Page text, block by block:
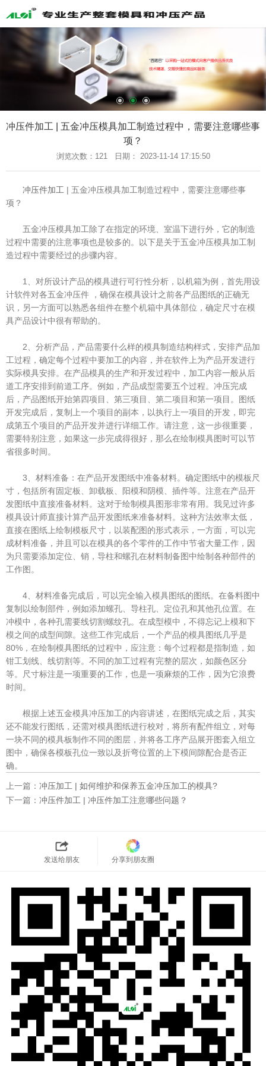
网站导航
公司简介
冲压产品
新闻中心
返回首页
冲压件加工 | 五金冲压模具加工制造过程中，需要注意哪些事
项？
浏览次数： 121 日期： 2023-11-14 17:15:50
冲压件加工 | 五金冲压模具加工制造过程中，需要注意哪些事
项？
五金冲压模具加工除了在指定的环境、室温下进行外，它的制造
过程中需要的注意事项也是较多的。以下是关于五金冲压模具加工制
造过程中需要经过的步骤内容。
1、对所设计产品的模具进行可行性分析，以机箱为例，首先用设
计软件对各五金冲压件 ，确保在模具设计之前各产品图纸的正确无
识，另一方面可以熟悉各组件在整个机箱中具体部位，确定尺寸在模
具产品设计中很有帮助的。
2、分析产品，产品需要什么样的模具制造结构样式，安排产品加
工过程，确定每个过程中要加工的内容，并在软件上为产品开发进行
实际模具安排。在产品模具的生产和开发过程中，加工内容一般从后
道工序安排到前道工序。例如，产品成型需要五个过程。冲压完成
后，产品图纸开始第四项目、第三项目、第二项目和第一项目。图纸
开发完成后，复制上一个项目的副本，以执行上一项目的开发，即完
成第五个项目的产品开发并进行详细工作。请注意，这一步很重要，
需要特别注意，如果这一步完成得很好，那么在绘制模具图时可以节
省很多时间。
3、材料准备：在产品开发图纸中准备材料。确定图纸中的模板尺
寸，包括所有固定板、卸载板、阳模和阴模、插件等。注意在产品开
发图纸中直接准备材料。这对于绘制模具图形非常有用。我见过许多
模具设计师直接计算产品开发图纸来准备材料。这种方法效率太低，
直接在图纸上绘制模板尺寸，以装配图的形式表示，一方面，可以完
成材料准备，并且可以在模具的各个零件的工作中节省大量工作，因
为只需要添加定位、销，导柱和螺孔在材料制备图中绘制各种部件的
工作图。
4、材料准备完成后，可以完全输入模具图纸的图纸。在备料图中
复制以绘制部件，例如添加螺孔、导柱孔、定位孔和其他孔位置。在
冲模中，各种孔需要线切割螺纹孔。在成型模中，不得忘记上模和下
模之间的成型间隙。这些工作完成后，一个产品的模具图纸几乎是
80%，在绘制模具图纸的过程中，应注意：每个过程都是指制造，如
钳工划线、线切割等。不同的加工过程有完整的层次，如颜色区分
等。尺寸标注是一项重要的工作，也是一项麻烦的工作，因为它浪费
时间。
根据上述五金模具冲压加工的内容讲述，在图纸完成之后，其实
还不能发行图纸，还需对模具图纸进行校对，将所有配件组立，对每
一块不同的模具板制作不同的图层，并将各工序产品展开图套入组立
图中，确保各模板孔位一致以及折弯位置的上下模间隙配合是否正
确。
上一篇： 冲压加工 | 如何维护和保养五金冲压加工的模具?
下一篇： 冲压件加工 | 冲压件加工注意哪些问题？
发送给朋友 分享到朋友圈
189-1575-0709
2018 昆山西诺巴精密模具有限公司 版权所有
电话：0512-57750070 备案号：苏ICP备14004261号-4